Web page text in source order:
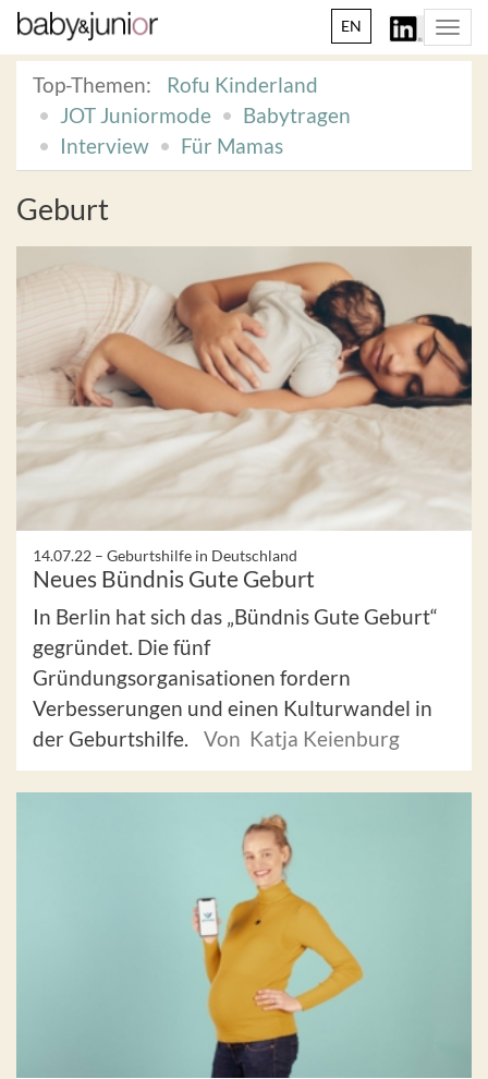
EN
Top-Themen:
Rofu Kinderland
JOT Juniormode
Babytragen
Interview
Für Mamas
Geburt
14.07.22 – Geburtshilfe in Deutschland
Neues Bündnis Gute Geburt
In Berlin hat sich das „Bündnis Gute Geburt“
gegründet. Die fünf
Gründungsorganisationen fordern
Verbesserungen und einen Kulturwandel in
der Geburtshilfe.
Von Katja Keienburg